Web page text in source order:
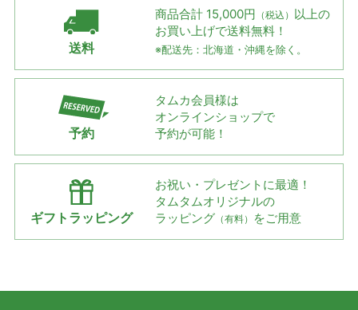
送料
商品合計 15,000円 （税込） 以上の
お買い上げで送料無料！
※配送先：北海道・沖縄を除く。
予約
タムカ会員様は
オンラインショップで
予約が可能！
ギフトラッピング
お祝い・プレゼントに最適！
タムタムオリジナルの
ラッピング （有料） をご用意